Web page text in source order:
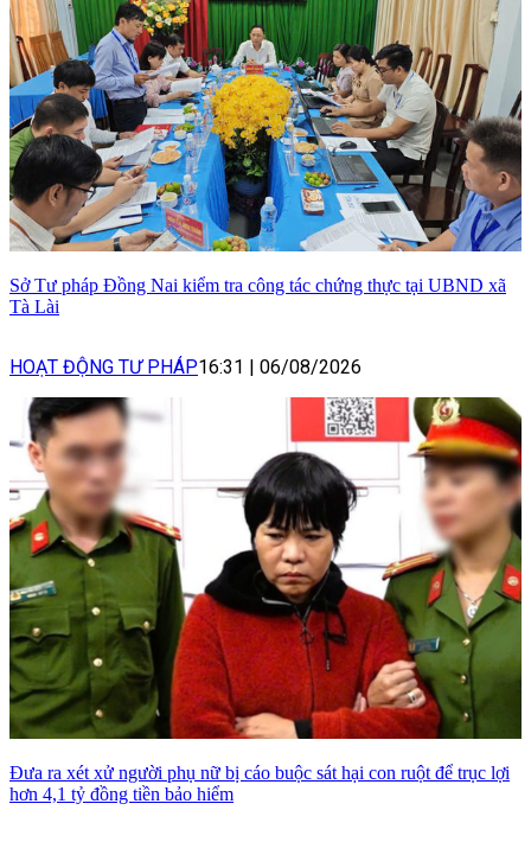
Sở Tư pháp Đồng Nai kiểm tra công tác chứng thực tại UBND xã
Tà Lài
HOẠT ĐỘNG TƯ PHÁP16:31 | 06/08/2026
Đưa ra xét xử người phụ nữ bị cáo buộc sát hại con ruột để trục lợi
hơn 4,1 tỷ đồng tiền bảo hiểm